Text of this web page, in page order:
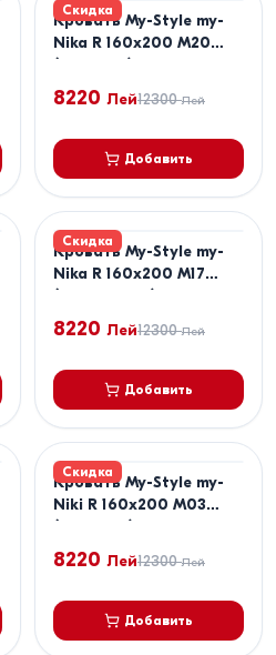
Скидка
Кровать My-Style my-
Nika R 160x200 M20
(Зеленый)
8220 Лей12300 Лей
Добавить
Скидка
Кровать My-Style my-
Nika R 160x200 M17
(Бирюзовый)
8220 Лей12300 Лей
Добавить
Скидка
Кровать My-Style my-
Niki R 160x200 M03
(Бежевый)
8220 Лей12300 Лей
Добавить